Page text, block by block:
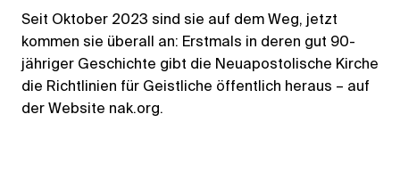
Seit Oktober 2023 sind sie auf dem Weg, jetzt
kommen sie überall an: Erstmals in deren gut 90-
jähriger Geschichte gibt die Neuapostolische Kirche
die Richtlinien für Geistliche öffentlich heraus – auf
der Website nak.org.